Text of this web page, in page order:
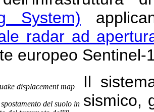
System)
radar ad
europeo Sentinel-
del suolo in
Il
sismico,